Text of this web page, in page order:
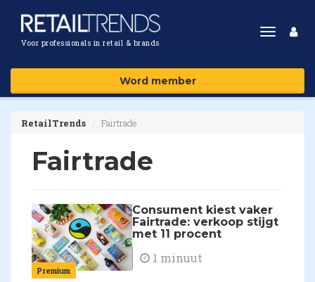
Voor professionals in retail & brands
Toggle
Word member
RetailTrends Fairtrade
Fairtrade
Premium
Consument kiest vaker
Fairtrade: verkoop stijgt
met 11 procent
1 minuut